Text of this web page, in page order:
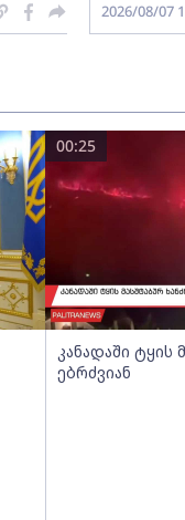
2026/08/07
კანადაში ტყის
ებრძვიან
00:25